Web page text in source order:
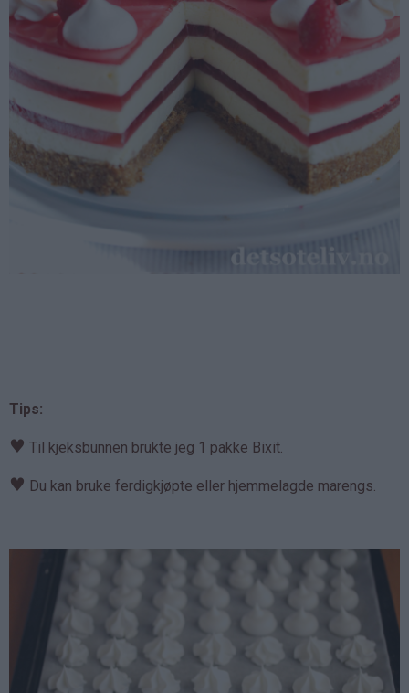
Tips:
♥ Til kjeksbunnen brukte jeg 1 pakke Bixit.
♥ Du kan bruke ferdigkjøpte eller hjemmelagde marengs.